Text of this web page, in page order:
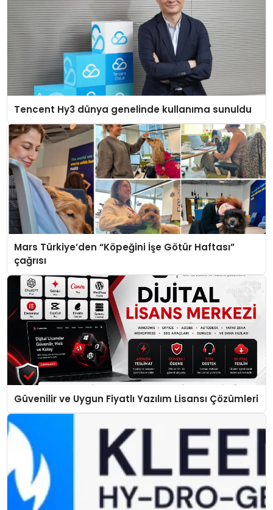
Tencent Hy3 dünya genelinde kullanıma sunuldu
Mars Türkiye’den “Köpeğini İşe Götür Haftası”
çağrısı
Güvenilir ve Uygun Fiyatlı Yazılım Lisansı Çözümleri